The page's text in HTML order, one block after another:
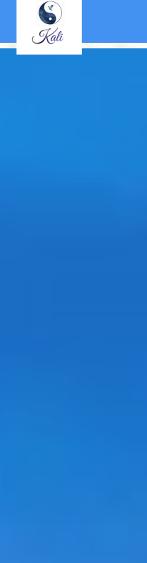
Panneau de gestion des cookies